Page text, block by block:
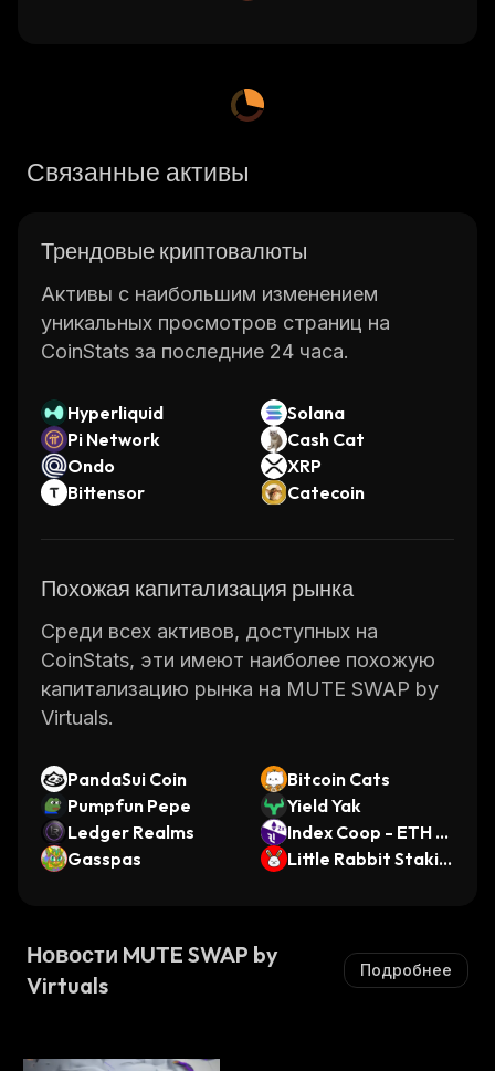
Связанные активы
Трендовые криптовалюты
Активы с наибольшим изменением
уникальных просмотров страниц на
CoinStats за последние 24 часа.
Hyperliquid
Solana
Pi Network
Cash Cat
Ondo
XRP
Bittensor
Catecoin
Похожая капитализация рынка
Среди всех активов, доступных на
CoinStats, эти имеют наиболее похожую
капитализацию рынка на MUTE SWAP by
Virtuals.
PandaSui Coin
Bitcoin Cats
Pumpfun Pepe
Yield Yak
Ledger Realms
Index Coop - ETH 2
x Flexible Leverage
Gasspas
Little Rabbit Stakin
Новости MUTE SWAP by
Virtuals
Подробнее